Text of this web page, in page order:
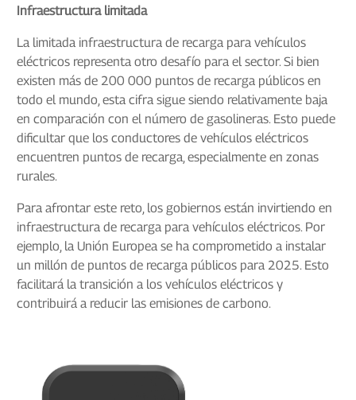
Infraestructura limitada
La limitada infraestructura de recarga para vehículos
eléctricos representa otro desafío para el sector. Si bien
existen más de 200 000 puntos de recarga públicos en
todo el mundo, esta cifra sigue siendo relativamente baja
en comparación con el número de gasolineras. Esto puede
dificultar que los conductores de vehículos eléctricos
encuentren puntos de recarga, especialmente en zonas
rurales.
Para afrontar este reto, los gobiernos están invirtiendo en
infraestructura de recarga para vehículos eléctricos. Por
ejemplo, la Unión Europea se ha comprometido a instalar
un millón de puntos de recarga públicos para 2025. Esto
facilitará la transición a los vehículos eléctricos y
contribuirá a reducir las emisiones de carbono.